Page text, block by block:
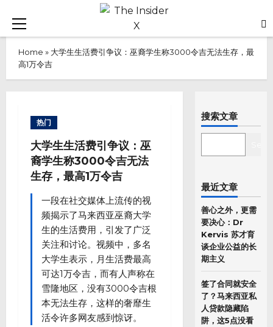
content
Primary
Home » 大学生生活费引争议：巫裔学生称3000令吉无法生存，最
高1万令吉
热门
大学生生活费引争议：巫
裔学生称3000令吉无法
生存，最高1万令吉
一段在社交媒体上流传的视
频揭示了马来西亚巫裔大学
生的生活费用，引发了广泛
关注和讨论。视频中，多名
大学生表示，月生活费最高
可达1万令吉，而有人声称在
雪隆地区，没有3000令吉根
本无法生存，这样的奢靡生
活令许多网友感到惊讶。
搜索文章
最近文章
善心之外，更需
要决心：Dr
Kervis 苏才育
谈企业公益的长
期主义
签了合同就安全
了？马来西亚私
人贷款隐藏陷
阱，这5点没看